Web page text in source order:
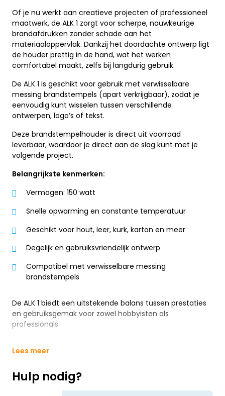
Of je nu werkt aan creatieve projecten of professioneel
maatwerk, de ALK 1 zorgt voor scherpe, nauwkeurige
brandafdrukken zonder schade aan het
materiaaloppervlak. Dankzij het doordachte ontwerp ligt
de houder prettig in de hand, wat het werken
comfortabel maakt, zelfs bij langdurig gebruik.
De ALK 1 is geschikt voor gebruik met verwisselbare
messing brandstempels (apart verkrijgbaar), zodat je
eenvoudig kunt wisselen tussen verschillende
ontwerpen, logo’s of tekst.
Deze brandstempelhouder is direct uit voorraad
leverbaar, waardoor je direct aan de slag kunt met je
volgende project.
Belangrijkste kenmerken:
Vermogen: 150 watt
Snelle opwarming en constante temperatuur
Geschikt voor hout, leer, kurk, karton en meer
Degelijk en gebruiksvriendelijk ontwerp
Compatibel met verwisselbare messing
brandstempels
De ALK 1 biedt een uitstekende balans tussen prestaties
en gebruiksgemak voor zowel hobbyisten als
professionals.
Lees meer
Hulp nodig?